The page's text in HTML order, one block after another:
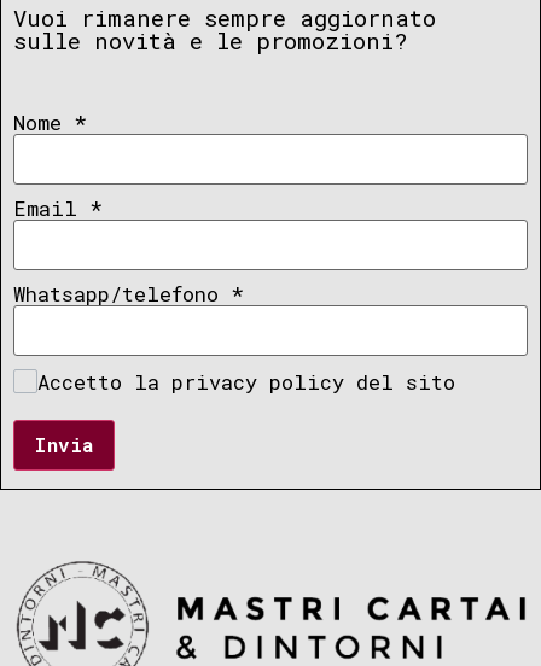
Vuoi rimanere sempre aggiornato
sulle novità e le promozioni?
Nome *
Email *
Whatsapp/telefono *
Accetto la privacy policy del sito
Invia